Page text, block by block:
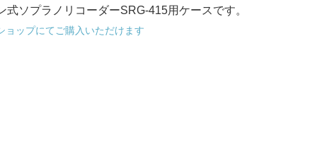
式ソプラノリコーダーSRG-415用ケースです。
ョップにてご購入いただけます